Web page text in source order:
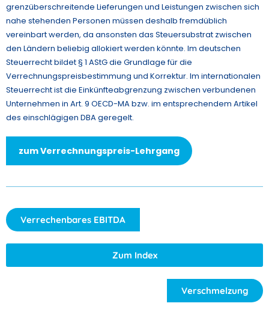
grenzüberschreitende Lieferungen und Leistungen zwischen sich
nahe stehenden Personen müssen deshalb fremdüblich
vereinbart werden, da ansonsten das Steuersubstrat zwischen
den Ländern beliebig allokiert werden könnte. Im deutschen
Steuerrecht bildet § 1 AStG die Grundlage für die
Verrechnungspreisbestimmung und Korrektur. Im internationalen
Steuerrecht ist die Einkünfteabgrenzung zwischen verbundenen
Unternehmen in Art. 9 OECD-MA bzw. im entsprechendem Artikel
des einschlägigen DBA geregelt.
zum Verrechnungspreis-Lehrgang
Verrechenbares EBITDA
Zum Index
Verschmelzung